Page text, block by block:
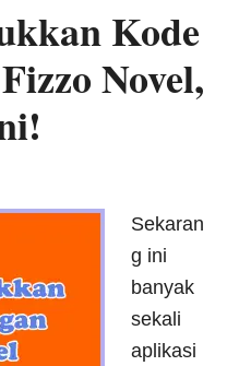
Kode
Novel,
Sekaran
g ini
banyak
sekali
aplikasi